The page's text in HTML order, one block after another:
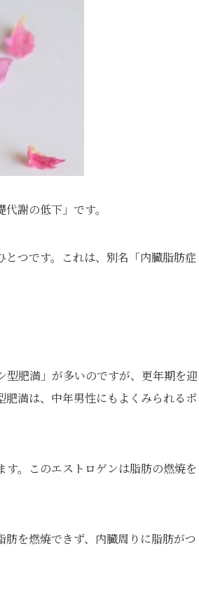
謝の低下」です。
つです。これは、別名「内臓脂肪症
肥満」が多いのですが、更年期を迎
満は、中年男性にもよくみられるポ
。このエストロゲンは脂肪の燃焼を
を燃焼できず、内臓周りに脂肪がつ